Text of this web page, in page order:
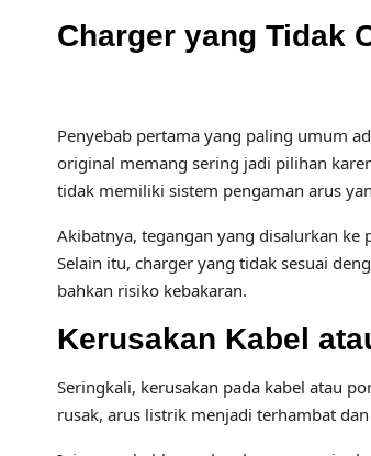
Charger yang Tidak
Penyebab pertama yang paling umum
original memang sering jadi pilihan
tidak memiliki sistem pengaman arus
Akibatnya, tegangan yang disalurkan ke
Selain itu, charger yang tidak sesuai
bahkan risiko kebakaran.
Kerusakan Kabel
Seringkali, kerusakan pada kabel atau
rusak, arus listrik menjadi terhambat